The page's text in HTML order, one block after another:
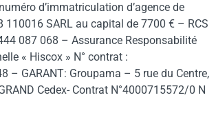
d’immatriculation d’agence de
110016 SARL au capital de 7700 € – RCS
087 068 – Assurance Responsabilité
« Hiscox » N° contrat :
– GARANT: Groupama – 5 rue du Centre,
Cedex- Contrat N°4000715572/0 N